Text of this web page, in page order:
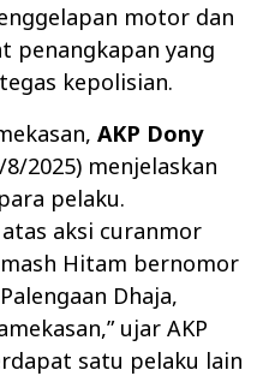
motor dan
penangkapan yang
kepolisian.
AKP Dony
2025) menjelaskan
pelaku.
aksi curanmor
Hitam bernomor
Dhaja,
ujar AKP
satu pelaku lain